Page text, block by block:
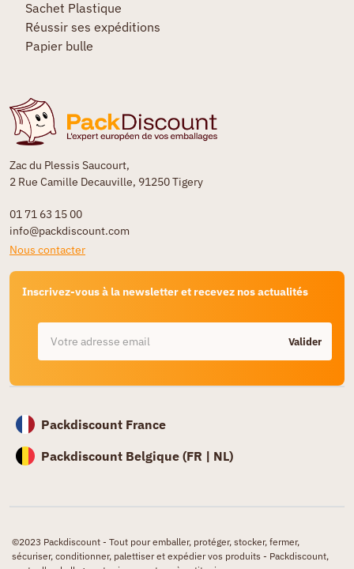
Zac du Plessis Saucourt,
2 Rue Camille Decauville, 91250 Tigery
01 71 63 15 00
info@packdiscount.com
Nous contacter
Inscrivez-vous à la newsletter et recevez nos actualités
Valider
Sachet Plastique
Réussir ses expéditions
Papier bulle
Packdiscount France
Packdiscount Belgique (FR | NL)
©2023 Packdiscount - Tout pour emballer, protéger, stocker, fermer,
sécuriser, conditionner, palettiser et expédier vos produits - Packdiscount,